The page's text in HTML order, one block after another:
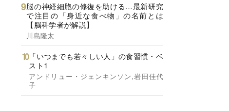
脳の神経細胞の修復を助ける…最新研究
で注目の「身近な食べ物」の名前とは
【脳科学者が解説】
川島隆太
「いつまでも若々しい人」の食習慣・ベ
スト1
アンドリュー・ジェンキンソン,岩田佳代
子